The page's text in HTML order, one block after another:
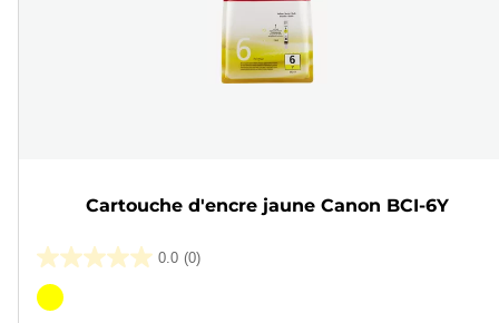
Cartouche d'encre jaune Canon BCI-6Y
0.0 (0)
0.0
sur
Cartouche